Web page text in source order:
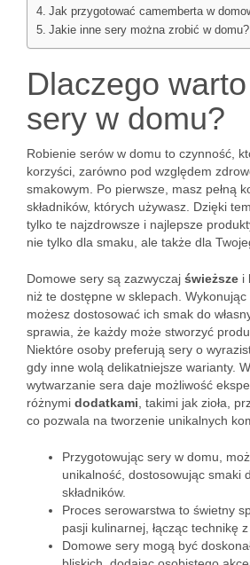
Jak przygotować camemberta w
Jakie inne sery można zrobić w domu?
Dlaczego
sery w domu?
Robienie serów w domu to czynność,
korzyści, zarówno pod względem
smakowym. Po pierwsze, masz pełną
składników, których używasz. Dzięki
tylko te najzdrowsze i najlepsze
nie tylko dla smaku, ale także dla
Domowe sery są zazwyczaj świeższe i
niż te dostępne w sklepach. Wykonując
możesz dostosować ich smak do
sprawia, że każdy może stworzyć
Niektóre osoby preferują sery o
gdy inne wolą delikatniejsze warianty.
wytwarzanie sera daje możliwość
różnymi dodatkami , takimi jak zioła,
co pozwala na tworzenie unikalnych
Przygotowując sery w domu,
unikalność, dostosowując smaki
składników.
Proces serowarstwa to świetny
pasji kulinarnej, łącząc technikę
Domowe sery mogą być